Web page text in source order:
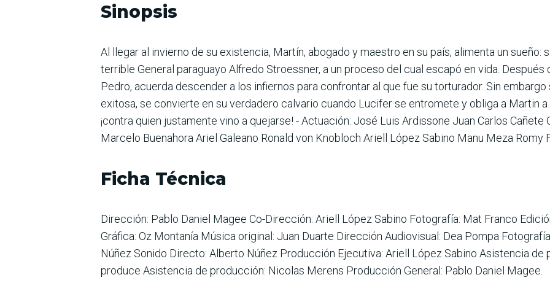
Sinopsis
Al llegar al invierno de su existencia, Martín, abogado y maestro en su país, alimenta un sueño:
terrible General paraguayo Alfredo Stroessner, a un proceso del cual escapó en vida.
Pedro, acuerda descender a los infiernos para confrontar al que fue su torturador. Sin
exitosa, se convierte en su verdadero calvario cuando Lucifer se entromete y obliga a Martin a
¡contra quien justamente vino a quejarse! - Actuación: José Luis Ardissone Juan Carlos
Marcelo Buenahora Ariel Galeano Ronald von Knobloch Ariell López Sabino Manu Meza Romy
Ficha Técnica
Dirección: Pablo Daniel Magee Co-Dirección: Ariell López Sabino Fotografía: Mat Franco
Gráfica: Oz Montanía Música original: Juan Duarte Dirección Audiovisual: Dea Pompa
Núñez Sonido Directo: Alberto Núñez Producción Ejecutiva: Ariell López Sabino Asistencia de
produce Asistencia de producción: Nicolas Merens Producción General: Pablo Daniel Magee.